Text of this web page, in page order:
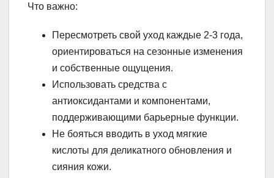
Что важно:
Пересмотреть свой уход каждые 2-3 года,
ориентироваться на сезонные изменения
и собственные ощущения.
Использовать средства с
антиоксидантами и компонентами,
поддерживающими барьерные функции.
Не бояться вводить в уход мягкие
кислоты для деликатного обновления и
сияния кожи.